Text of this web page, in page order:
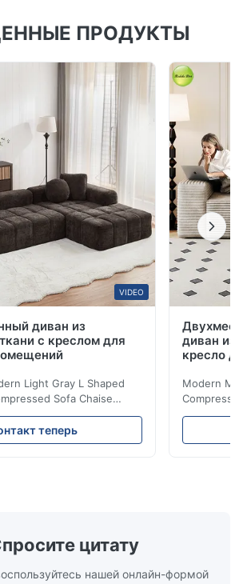
диван с 2 османами
комфорта
диванОн спроектирован с
принципов, с мягкими
высокой плотности и
подуш...
ПРОДУКТЫ
VIDEO
диван из
с креслом для
Light Gray L Shaped
Sofa Chaise
Overview High resilience
designed for small
a contemporary light gray
теперь
диван из
кресло
Modern
Room
цитату
нашей онлайн-формой